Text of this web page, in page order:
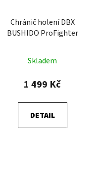
Chránič holení DBX
BUSHIDO ProFighter
Skladem
1 499 Kč
DETAIL